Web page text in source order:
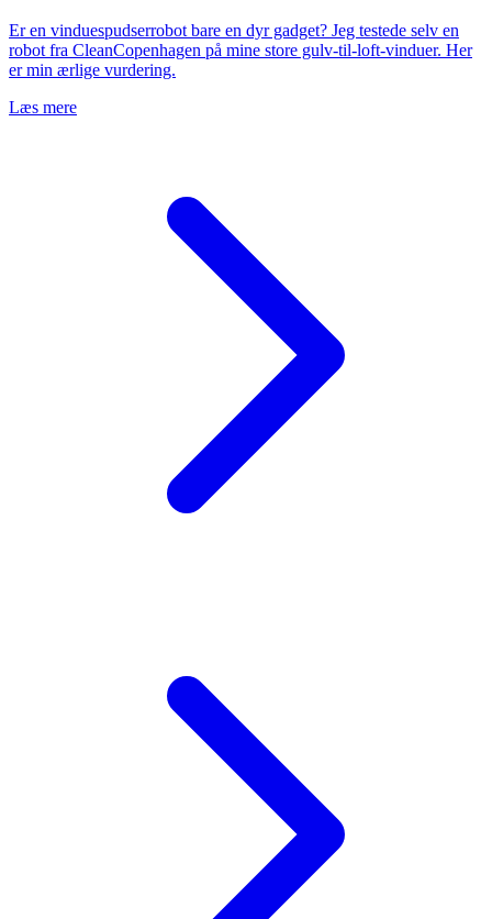
Er en vinduespudserrobot bare en dyr gadget? Jeg testede selv en
robot fra CleanCopenhagen på mine store gulv-til-loft-vinduer. Her
er min ærlige vurdering.
Læs mere